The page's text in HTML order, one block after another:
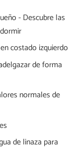
- Descubre las
costado izquierdo
de forma
normales de
de linaza para